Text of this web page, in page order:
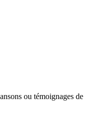
ou témoignages de